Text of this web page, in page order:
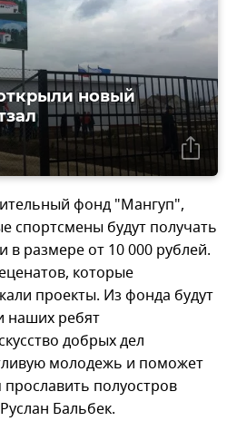
новый
фонд "Мангуп",
спортсмены будут получать
размере от 10 000 рублей.
которые
проекты. Из фонда будут
наших ребят
добрых дел
молодежь и поможет
полуостров
Бальбек.